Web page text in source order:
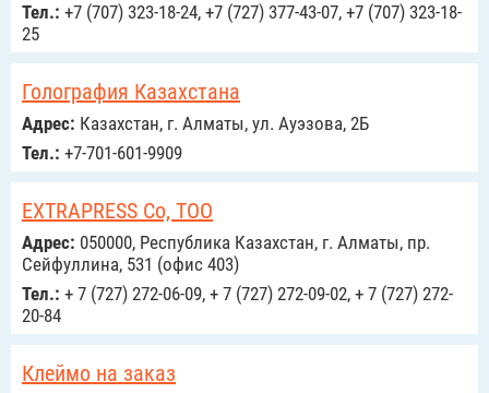
Тел.: +7 (707) 323-18-24, +7 (727) 377-43-07, +7 (707) 323-18-
25
Голография Казахстана
Адрес: Казахстан, г. Алматы, ул. Ауэзова, 2Б
Тел.: +7-701-601-9909
EXTRAPRESS Co, ТОО
Адрес: 050000, Республика Казахстан, г. Алматы, пр.
Сейфуллина, 531 (офис 403)
Тел.: + 7 (727) 272-06-09, + 7 (727) 272-09-02, + 7 (727) 272-
20-84
Клеймо на заказ